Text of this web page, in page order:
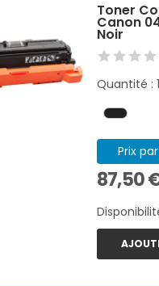
Toner
Canon
Noir
Quantité :
Prix
87,50